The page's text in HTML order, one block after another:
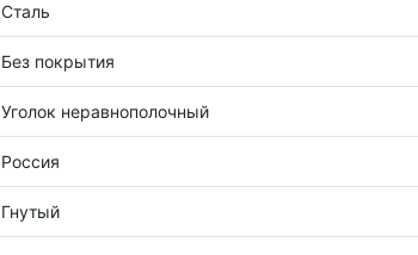
Сталь
Без покрытия
Уголок неравнополочный
Россия
Гнутый